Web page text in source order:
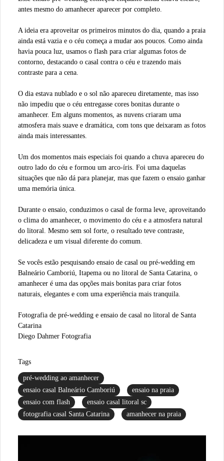
antes mesmo do amanhecer aparecer por completo.
A ideia era aproveitar os primeiros minutos do dia, quando a praia
ainda está vazia e o céu começa a mudar aos poucos. Como ainda
havia pouca luz, usamos o flash para criar algumas fotos de
contorno, destacando o casal contra o céu e trazendo mais
contraste para a cena.
O dia estava nublado e o sol não apareceu diretamente, mas isso
não impediu que o céu entregasse cores bonitas durante o
amanhecer. Em alguns momentos, as nuvens criaram uma
atmosfera mais suave e dramática, com tons que deixaram as fotos
ainda mais interessantes.
Um dos momentos mais especiais foi quando a chuva apareceu do
outro lado do céu e formou um arco-íris. Foi uma daquelas
situações que não dá para planejar, mas que fazem o ensaio ganhar
uma memória única.
Durante o ensaio, conduzimos o casal de forma leve, aproveitando
o clima do amanhecer, o movimento do céu e a atmosfera natural
do litoral. Mesmo sem sol forte, o resultado teve contraste,
delicadeza e um visual diferente do comum.
Se vocês estão pesquisando ensaio de casal ou pré-wedding em
Balneário Camboriú, Itapema ou no litoral de Santa Catarina, o
amanhecer é uma das opções mais bonitas para criar fotos
naturais, elegantes e com uma experiência mais tranquila.
Fotografia de pré-wedding e ensaio de casal no litoral de Santa
Catarina
Diego Dahmer Fotografia
Tags
pré-wedding ao amanhecer
ensaio casal Balneário Camboriú
ensaio na praia
ensaio com flash
ensaio casal litoral sc
fotografia casal Santa Catarina
amanhecer na praia